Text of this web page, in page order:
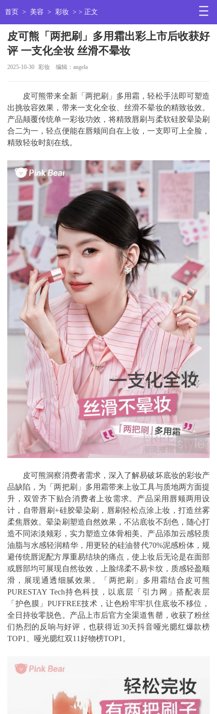
首页 > 美容 > 彩妆 > > 正文
皮可熊「两把刷」多用霜出彩上市后收获好
评 一支化全妆 丝滑不晕妆
2025-10-30 彩妆 编辑：angela
皮可熊带来全新「两把刷」多用霜，轻松手法即可塑造
出挑妆容效果，带来一支化全妆、丝滑不晕妆的精致妆效。
产品颠覆传统单一彩妆功效，将精致唇刷与柔软硅胶晕染刷
合二为一，轻点便能在唇颊间自在上妆，一支即可上全脸，
精致轻妆时刻在线。
皮可熊洞察消费者需求，深入了解易破坏底妆的彩妆产
品缺陷，为「两把刷」多用霜带来上妆工具与质地两方面提
升，双管齐下贴合消费者上妆需求。产品采用唇颊两用设
计，自带唇刷+硅胶晕染刷，唇刷轻松点涂上妆，打造丝雾
柔焦唇效。晕染刷塑造自然效果，不沾底妆不刮色，随心打
造不同浓淡颊彩，实力塑造立体骨相美。产品添加云感轻质
油脂与水感轻润精华，用更轻的硅油替代70%泥感粉体，规
避传统唇泥配方厚重易结块的痛点，使上妆后无论是在面部
或唇部均可展现自然妆效，上脸绵柔不易卡纹，质感轻盈顺
滑，展现通透细腻效果。「两把刷」多用霜结合皮可熊
PURESTAY Tech持色科技，以底层「引力网」搭配表层
「护色膜」PUFFREE技术，让色粉牢牢扒住底妆不移位，
全日持妆零脱色。产品上市后官方全渠道售罄，收获了粉丝
们热烈的反响与好评，也获得近30天抖音哑光腮红爆款榜
TOP1、哑光腮红双11好物榜TOP1。